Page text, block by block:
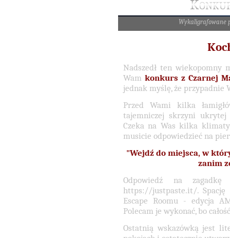
Wykaligrafowane
Nadszedł ten wiekopomny
Wam konkurs z Czarnej
jednak myślę, że przypadnie
Przed Wami kilka
tajemniczej skrzyni
Czeka na Was kilka
musicie odpowiedzieć na
"Wejdź do miejsca, w
zanim
Odpowiedź na
https://justpaste.it/.
Escape Roomu - edycja
Polecam je wykonać, bo
Ostatnią wskazówką jest